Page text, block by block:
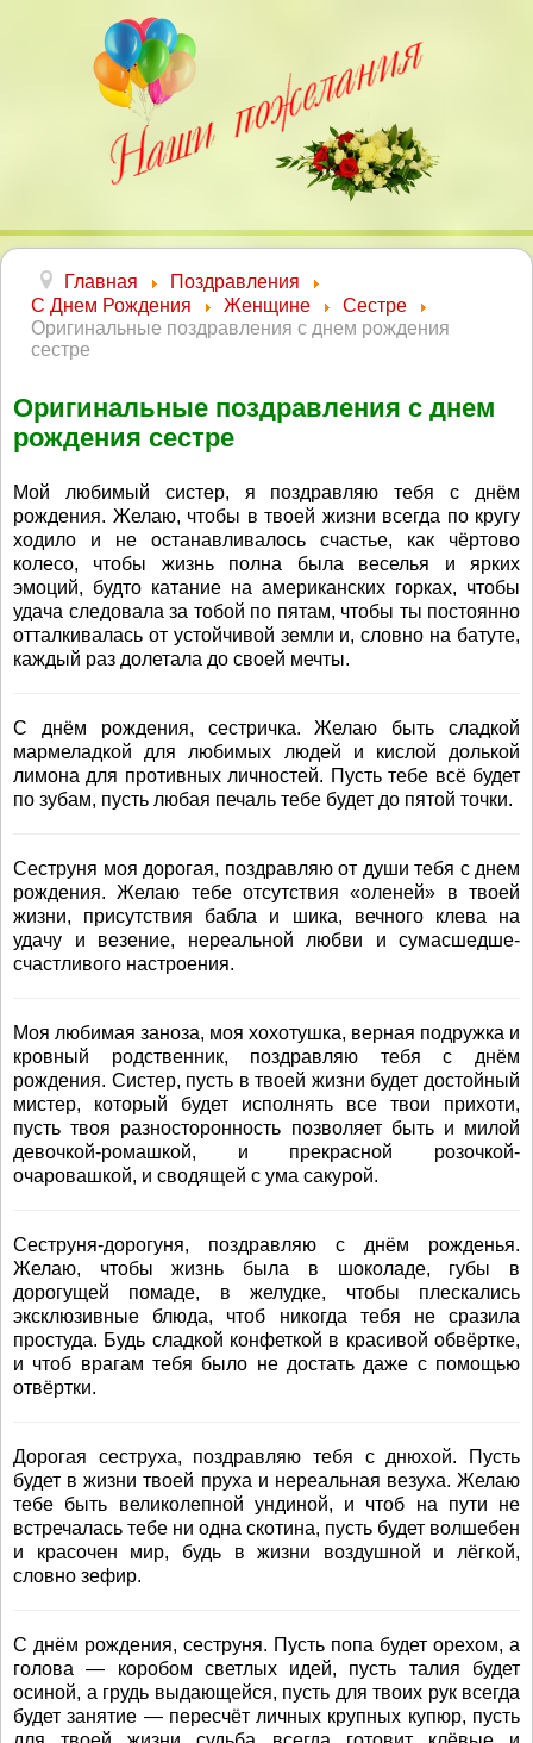
Главная
Поздравления
С Днем Рождения
Женщине
Сестре
Оригинальные поздравления с днем рождения
сестре
Оригинальные поздравления с днем
рождения сестре
Мой любимый систер, я поздравляю тебя с днём
рождения. Желаю, чтобы в твоей жизни всегда по кругу
ходило и не останавливалось счастье, как чёртово
колесо, чтобы жизнь полна была веселья и ярких
эмоций, будто катание на американских горках, чтобы
удача следовала за тобой по пятам, чтобы ты постоянно
отталкивалась от устойчивой земли и, словно на батуте,
каждый раз долетала до своей мечты.
С днём рождения, сестричка. Желаю быть сладкой
мармеладкой для любимых людей и кислой долькой
лимона для противных личностей. Пусть тебе всё будет
по зубам, пусть любая печаль тебе будет до пятой точки.
Сеструня моя дорогая, поздравляю от души тебя с днем
рождения. Желаю тебе отсутствия «оленей» в твоей
жизни, присутствия бабла и шика, вечного клева на
удачу и везение, нереальной любви и сумасшедше-
счастливого настроения.
Моя любимая заноза, моя хохотушка, верная подружка и
кровный родственник, поздравляю тебя с днём
рождения. Систер, пусть в твоей жизни будет достойный
мистер, который будет исполнять все твои прихоти,
пусть твоя разносторонность позволяет быть и милой
девочкой-ромашкой, и прекрасной розочкой-
очаровашкой, и сводящей с ума сакурой.
Сеструня-дорогуня, поздравляю с днём рожденья.
Желаю, чтобы жизнь была в шоколаде, губы в
дорогущей помаде, в желудке, чтобы плескались
эксклюзивные блюда, чтоб никогда тебя не сразила
простуда. Будь сладкой конфеткой в красивой обвёртке,
и чтоб врагам тебя было не достать даже с помощью
отвёртки.
Дорогая сеструха, поздравляю тебя с днюхой. Пусть
будет в жизни твоей пруха и нереальная везуха. Желаю
тебе быть великолепной ундиной, и чтоб на пути не
встречалась тебе ни одна скотина, пусть будет волшебен
и красочен мир, будь в жизни воздушной и лёгкой,
словно зефир.
С днём рождения, сеструня. Пусть попа будет орехом, а
голова — коробом светлых идей, пусть талия будет
осиной, а грудь выдающейся, пусть для твоих рук всегда
будет занятие — пересчёт личных крупных купюр, пусть